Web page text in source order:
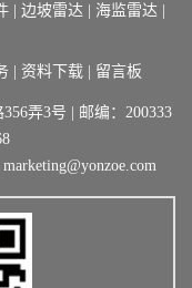
边坡雷达 海监雷达
资料下载 留言板
弄3号 | 邮编：200333